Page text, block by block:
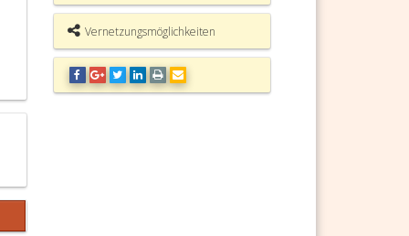
Vernetzungsmöglichkeiten